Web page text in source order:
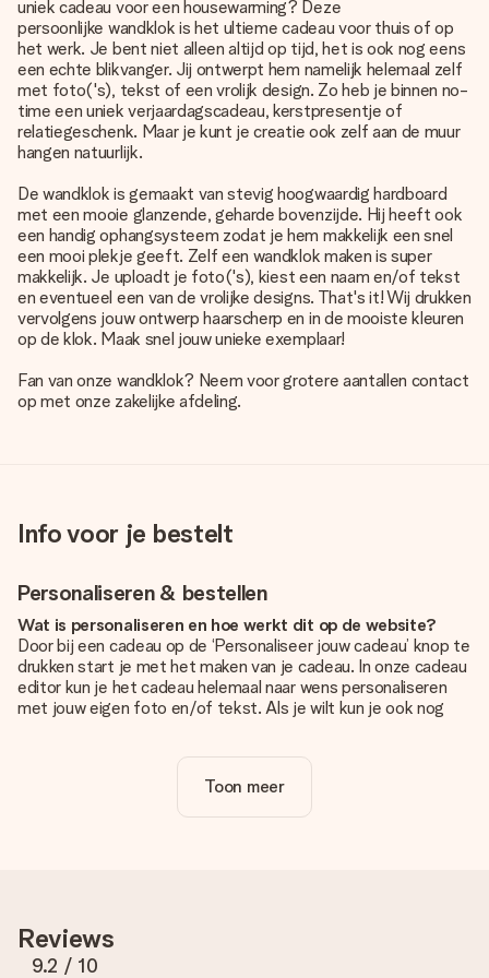
uniek cadeau voor een housewarming? Deze
persoonlijke wandklok is het ultieme cadeau voor thuis of op
het werk. Je bent niet alleen altijd op tijd, het is ook nog eens
een echte blikvanger. Jij ontwerpt hem namelijk helemaal zelf
met foto('s), tekst of een vrolijk design. Zo heb je binnen no-
time een uniek verjaardagscadeau, kerstpresentje of
relatiegeschenk. Maar je kunt je creatie ook zelf aan de muur
hangen natuurlijk.
De wandklok is gemaakt van stevig hoogwaardig hardboard
met een mooie glanzende, geharde bovenzijde. Hij heeft ook
een handig ophangsysteem zodat je hem makkelijk een snel
een mooi plekje geeft. Zelf een wandklok maken is super
makkelijk. Je uploadt je foto('s), kiest een naam en/of tekst
en eventueel een van de vrolijke designs. That's it! Wij drukken
vervolgens jouw ontwerp haarscherp en in de mooiste kleuren
op de klok. Maak snel jouw unieke exemplaar!
Fan van onze wandklok? Neem voor grotere aantallen contact
op met onze zakelijke afdeling.
Info voor je bestelt
Personaliseren & bestellen
Wat is personaliseren en hoe werkt dit op de website?
Door bij een cadeau op de ‘Personaliseer jouw cadeau’ knop te
drukken start je met het maken van je cadeau. In onze cadeau
editor kun je het cadeau helemaal naar wens personaliseren
met jouw eigen foto en/of tekst. Als je wilt kun je ook nog
Is personalisatie in de prijs inbegrepen?
De prijs die op de website wordt getoond is inclusief de
te gebruiken. Als je niet zeker bent over de kwaliteit van je
foto, neem dan contact op met onze klantenservice en stuur
Toon meer
Reviews
9.2 / 10